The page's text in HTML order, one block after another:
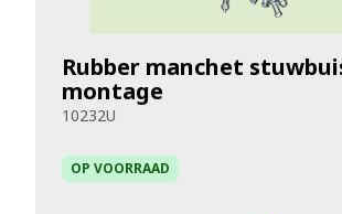
Rubber manchet
montage
10232U
OP VOORRAAD